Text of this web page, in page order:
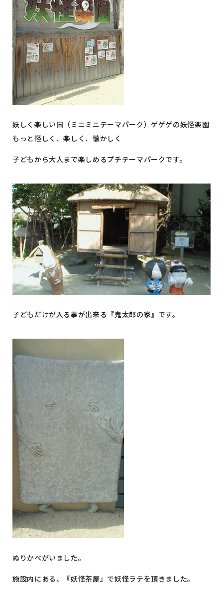
妖しく楽しい国（ミニミニテーマパーク）ゲゲゲの妖怪楽園
もっと怪しく、楽しく、懐かしく
子どもから大人まで楽しめるプチテーマパークです。
子どもだけが入る事が出来る『鬼太郎の家』です。
ぬりかべがいました。
施設内にある、『妖怪茶屋』で妖怪ラテを頂きました。